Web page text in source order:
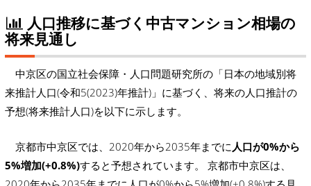
人口推移に基づく中古マンション相場の
将来見通し
中京区の国立社会保障・人口問題研究所の「日本の地域別将
来推計人口(令和5(2023)年推計)」に基づく、将来の人口推計の
予想(将来推計人口)を以下に示します。
京都市中京区では、2020年から2035年までに 人口が0%から
5%増加(+0.8%)すると予想されています。 京都市中京区は、